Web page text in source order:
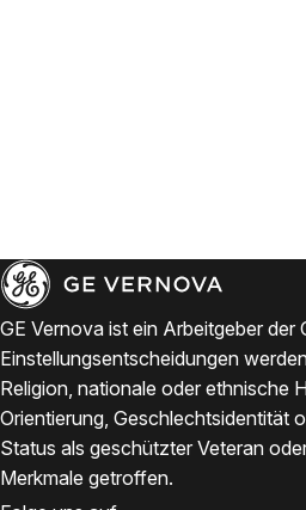
GE Vernova ist ein Arbeitgeber der
Einstellungsentscheidungen
Religion, nationale oder ethnische
Orientierung, Geschlechtsidentität
Status als geschützter Veteran
Merkmale getroffen.